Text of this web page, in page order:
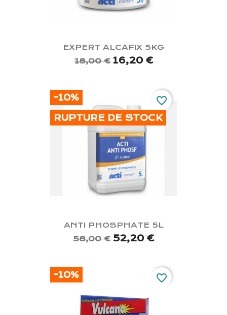
EXPERT ALCAFIX 5KG
18,00 € 16,20 €
ANTI PHOSPHATE 5L
58,00 € 52,20 €
-10%
RUPTURE DE STOCK
favorite_border
-10% favorite_border